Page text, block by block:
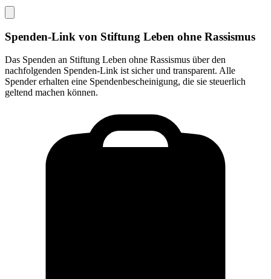
Spenden-Link von Stiftung Leben ohne Rassismus
Das Spenden an Stiftung Leben ohne Rassismus über den
nachfolgenden Spenden-Link ist sicher und transparent. Alle
Spender erhalten eine Spendenbescheinigung, die sie steuerlich
geltend machen können.